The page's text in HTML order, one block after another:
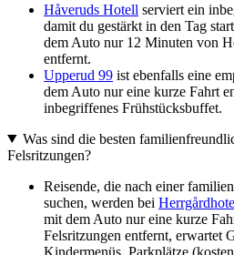
Håveruds Hotell serviert ein
damit du gestärkt in den Tag
dem Auto nur 12 Minuten von
entfernt.
Upperud 99 ist ebenfalls eine
dem Auto nur eine kurze Fahrt
inbegriffenes Frühstücksbuffet.
Was sind die besten
Felsritzungen?
Reisende, die nach einer
suchen, werden bei
mit dem Auto nur eine kurze
Felsritzungen entfernt, erwartet
Kindermenüs, Parkplätze